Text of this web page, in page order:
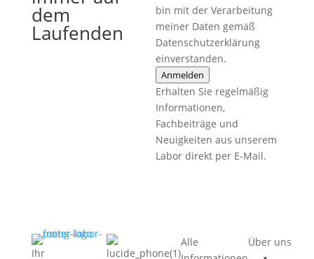
dem
Laufenden
bin mit der Verarbeitung
meiner Daten gemäß
Datenschutzerklärung
einverstanden.
Anmelden
Erhalten Sie regelmäßig
Informationen,
Fachbeiträge und
Neuigkeiten aus unserem
Labor direkt per E-Mail.
Ihr
Alle
Über uns